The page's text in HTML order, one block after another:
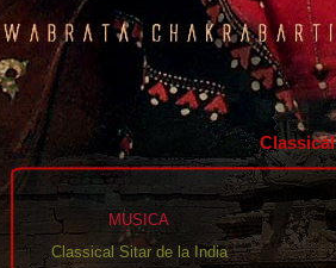
MUSICA
Classical Sitar de la India